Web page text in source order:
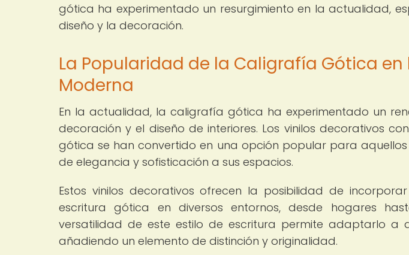
gótica ha experimentado un resurgimiento en la actualidad,
diseño y la decoración.
La Popularidad de la Caligrafía Gótica
Moderna
En la actualidad, la caligrafía gótica ha experimentado un
decoración y el diseño de interiores. Los vinilos decorativos
gótica se han convertido en una opción popular para
de elegancia y sofisticación a sus espacios.
Estos vinilos decorativos ofrecen la posibilidad de
escritura gótica en diversos entornos, desde hogares
versatilidad de este estilo de escritura permite adaptarlo a
añadiendo un elemento de distinción y originalidad.